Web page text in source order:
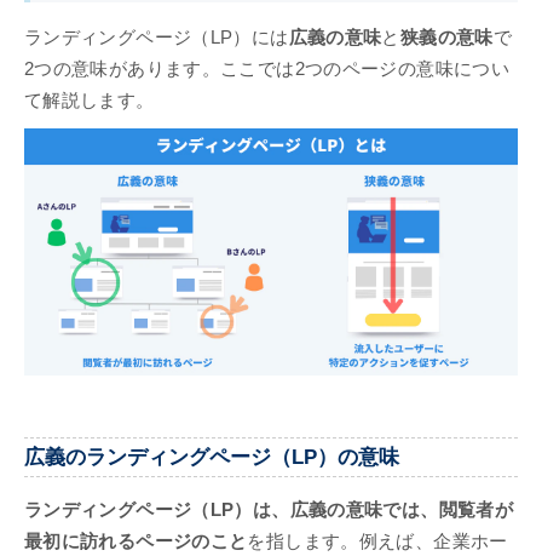
ランディングページ（LP）には広義の意味と 狭義の意味で
2つの意味があります。ここでは2つのページの意味につい
て解説します。
広義のランディングページ（LP）の意味
ランディングページ（LP）は、広義の意味では、閲覧者が
最初に訪れるページのこと を指します。例えば、企業ホー